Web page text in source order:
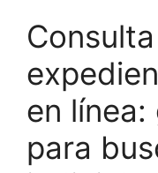
en
para